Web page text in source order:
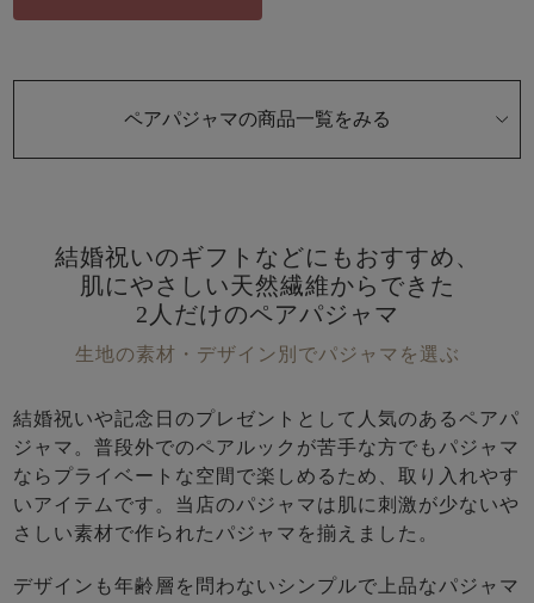
春 夏 秋 冬
目的別でさがす一覧はこちら
ズボン単品
すべてのキッ
ズ
パジャマ
ガールズ長袖 ガールズ半袖 ワンピース
ペアパジャマの商品一覧をみる
結婚祝いのギフトなどにもおすすめ、
肌にやさしい天然繊維からできた
2人だけのペアパジャマ
生地の素材・デザイン別でパジャマを選ぶ
結婚祝いや記念日のプレゼントとして人気のあるペアパ
ジャマ。普段外でのペアルックが苦手な方でもパジャマ
ならプライベートな空間で楽しめるため、取り入れやす
いアイテムです。当店のパジャマは肌に刺激が少ないや
さしい素材で作られたパジャマを揃えました。
デザインも年齢層を問わないシンプルで上品なパジャマ